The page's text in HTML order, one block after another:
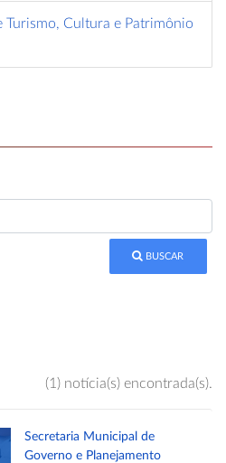
Cultura e Patrimônio
BUSCAR
(1) notícia(s) encontrada(s).
Secretaria Municipal de
Governo e Planejamento